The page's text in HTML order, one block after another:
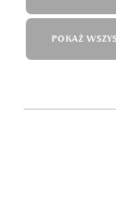
POKAŻ